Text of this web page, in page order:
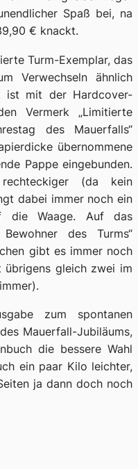
Spaß bei, na
€ knackt.
Turm-Exemplar, das
Verwechseln ähnlich
ist mit der Hardcover-
Vermerk „Limitierte
des Mauerfalls“
übernommene
Pappe eingebunden.
(da kein
dabei immer noch ein
die Waage. Auf das
des Turms“
gibt es immer noch
übrigens gleich zwei im
zum spontanen
Mauerfall-Jubiläums,
die bessere Wahl
ein paar Kilo leichter,
ja dann doch noch